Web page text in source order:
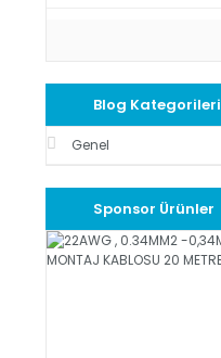
Blog Kategorileri
Genel
Sponsor Ürünler